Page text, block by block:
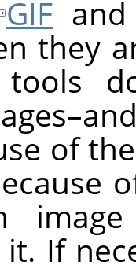
GIF
they
of
If